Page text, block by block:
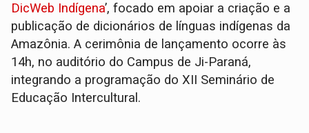
DicWeb Indígena’, focado em apoiar a criação e a
publicação de dicionários de línguas indígenas da
Amazônia. A cerimônia de lançamento ocorre às
14h, no auditório do Campus de Ji-Paraná,
integrando a programação do XII Seminário de
Educação Intercultural.